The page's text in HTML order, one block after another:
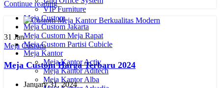
VIP Furniture
Meja Custom
Meja Custom Jakarta
Meja Custom Meja Rapat
Meja Custom Partisi Cubicle
Meja Kantor
Meja Kantor Activ
Meja Kantor Aditech
Meja Kantor Alba
Continue reading
31 Jan
Meja Custom
Meja Custom Harga Terbaru 2024
January 31, 2024